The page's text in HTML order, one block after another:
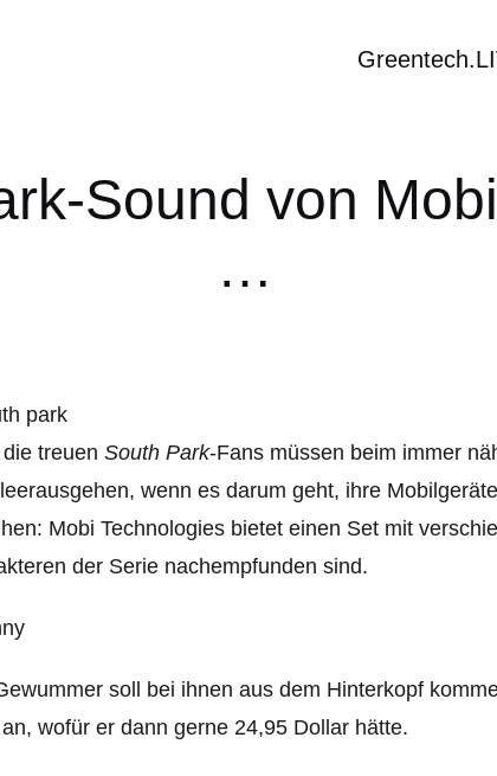
Sound von
…
treuen South Park-Fans müssen beim immer
wenn es darum geht, ihre
Mobi Technologies bietet einen Set mit
der Serie nachempfunden sind.
soll bei ihnen aus dem Hinterkopf
wofür er dann gerne 24,95 Dollar hätte.